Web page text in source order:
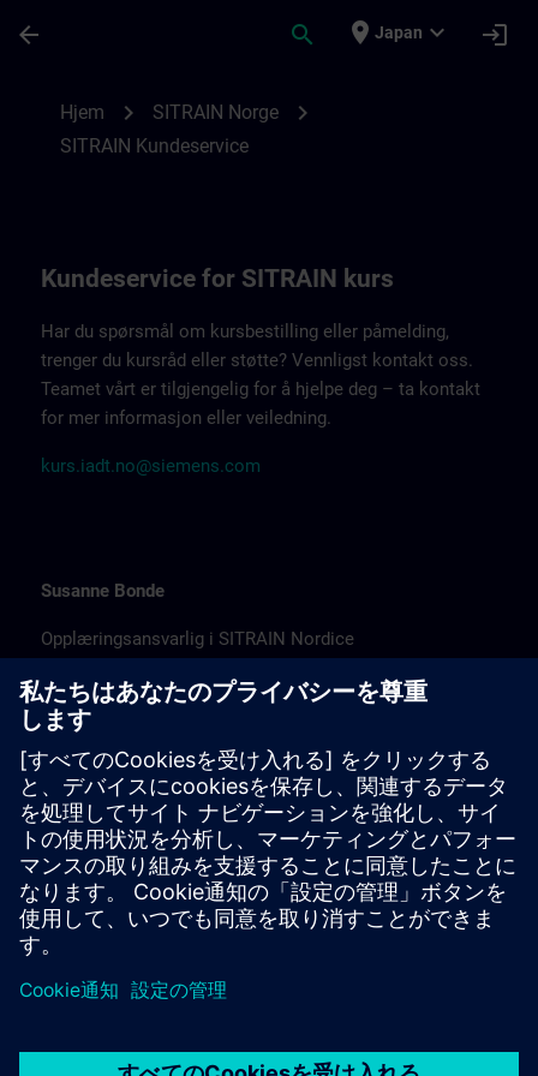
arrow_back search place Japan expand_more login
Hjem chevron_right SITRAIN Norge chevron_right
SITRAIN Kundeservice
Kundeservice for SITRAIN kurs
Har du spørsmål om kursbestilling eller påmelding,
trenger du kursråd eller støtte? Vennligst kontakt oss.
Teamet vårt er tilgjengelig for å hjelpe deg – ta kontakt
for mer informasjon eller veiledning.
kurs.iadt.no@siemens.com
Susanne Bonde
Opplæringsansvarlig i SITRAIN Nordice
susanne.bonde@siemens.com